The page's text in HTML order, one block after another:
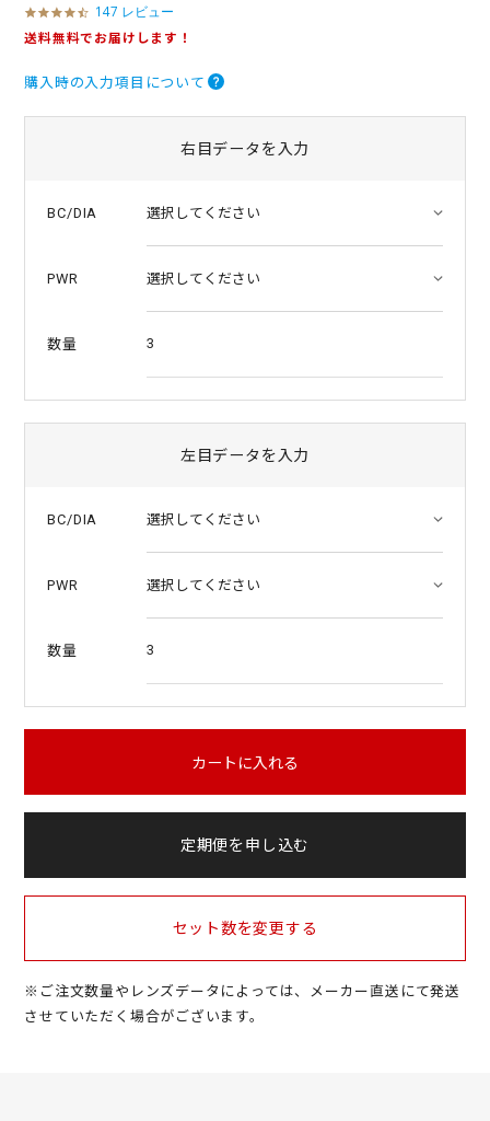
4
.
t
n
147 レビュー
送料無料でお届けします！
購入時の入力項目について
右目データを入力
BC/DIA
PWR
数量 3
左目データを入力
BC/DIA
PWR
数量 3
カートに入れる
定期便を申し込む
セット数を変更する
※ご注文数量やレンズデータによっては、メーカー直送にて発送
させていただく場合がございます。